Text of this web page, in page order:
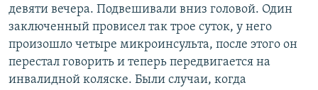
девяти вечера. Подвешивали вниз головой. Один
заключенный провисел так трое суток, у него
произошло четыре микроинсульта, после этого он
перестал говорить и теперь передвигается на
инвалидной коляске. Были случаи, когда